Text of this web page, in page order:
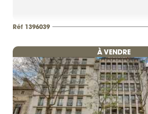
Réf 1396039
À VENDRE